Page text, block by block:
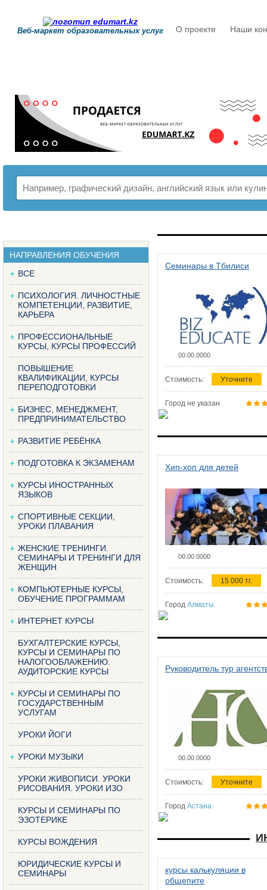
Веб-маркет образовательных услуг О проекте Наши
НАПРАВЛЕНИЯ ОБУЧЕНИЯ
ВСЕ
ПСИХОЛОГИЯ. ЛИЧНОСТНЫЕ
КОМПЕТЕНЦИИ, РАЗВИТИЕ,
КАРЬЕРА
ПРОФЕССИОНАЛЬНЫЕ
КУРСЫ, КУРСЫ ПРОФЕССИЙ
ПОВЫШЕНИЕ
КВАЛИФИКАЦИИ, КУРСЫ
ПЕРЕПОДГОТОВКИ
БИЗНЕС, МЕНЕДЖМЕНТ,
ПРЕДПРИНИМАТЕЛЬСТВО
РАЗВИТИЕ РЕБЁНКА
ПОДГОТОВКА К ЭКЗАМЕНАМ
КУРСЫ ИНОСТРАННЫХ
ЯЗЫКОВ
СПОРТИВНЫЕ СЕКЦИИ,
УРОКИ ПЛАВАНИЯ
ЖЕНСКИЕ ТРЕНИНГИ.
СЕМИНАРЫ И ТРЕНИНГИ ДЛЯ
ЖЕНЩИН
КОМПЬЮТЕРНЫЕ КУРСЫ,
ОБУЧЕНИЕ ПРОГРАММАМ
ИНТЕРНЕТ КУРСЫ
БУХГАЛТЕРСКИЕ КУРСЫ,
КУРСЫ И СЕМИНАРЫ ПО
НАЛОГООБЛАЖЕНИЮ.
АУДИТОРСКИЕ КУРСЫ
КУРСЫ И СЕМИНАРЫ ПО
ГОСУДАРСТВЕННЫМ
УСЛУГАМ
УРОКИ ЙОГИ
УРОКИ МУЗЫКИ
УРОКИ ЖИВОПИСИ. УРОКИ
РИСОВАНИЯ. УРОКИ ИЗО
КУРСЫ И СЕМИНАРЫ ПО
ЭЗОТЕРИКЕ
КУРСЫ ВОЖДЕНИЯ
ЮРИДИЧЕСКИЕ КУРСЫ И
СЕМИНАРЫ
Семинары в Тбилиси
00.00.0000
Стоимость: Уточните
Город не указан
Хип-хоп для детей
00.00.0000
Стоимость: 15 000 тг.
Город Алматы
Руководитель тур
00.00.0000
Стоимость: Уточните
Город Астана
курсы калькуляции в
общепите